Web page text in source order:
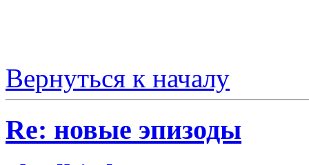
Вернуться к началу
Re: новые эпизоды